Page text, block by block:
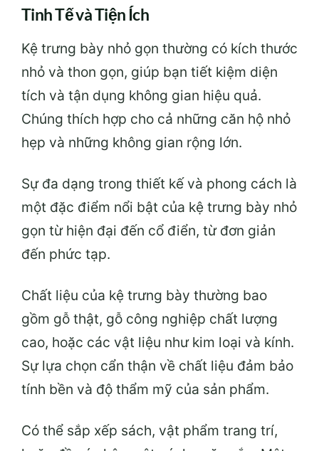
Tinh Tế và Tiện Ích
Kệ trưng bày nhỏ gọn thường có kích thước
nhỏ và thon gọn, giúp bạn tiết kiệm diện
tích và tận dụng không gian hiệu quả.
Chúng thích hợp cho cả những căn hộ nhỏ
hẹp và những không gian rộng lớn.
Sự đa dạng trong thiết kế và phong cách là
một đặc điểm nổi bật của kệ trưng bày nhỏ
gọn từ hiện đại đến cổ điển, từ đơn giản
đến phức tạp.
Chất liệu của kệ trưng bày thường bao
gồm gỗ thật, gỗ công nghiệp chất lượng
cao, hoặc các vật liệu như kim loại và kính.
Sự lựa chọn cẩn thận về chất liệu đảm bảo
tính bền và độ thẩm mỹ của sản phẩm.
Có thể sắp xếp sách, vật phẩm trang trí,